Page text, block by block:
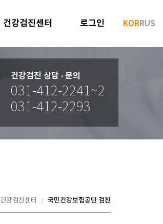
KORRUS
건강검진센터 로그인
건강검진 상담 ‧ 문의
031-412-2241~2
031-412-2293
건강검진센터 국민건강보험공단 검진